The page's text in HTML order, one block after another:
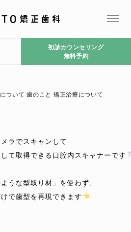
初診カウンセリング
無料予約
ついて 歯のこと 矯正治療について
ラでスキャンして
て取得できる口腔内スキャナーです
うな型取り材 」 を使わず、
で歯型を再現できます